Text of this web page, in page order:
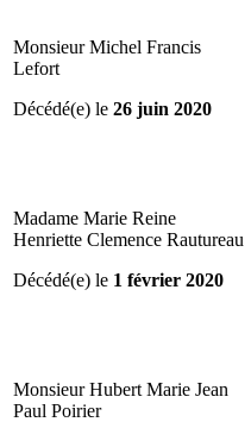
Monsieur Michel Francis
Lefort
Décédé(e) le 26 juin 2020
Madame Marie Reine
Henriette Clemence Rautureau
Décédé(e) le 1 février 2020
Monsieur Hubert Marie Jean
Paul Poirier